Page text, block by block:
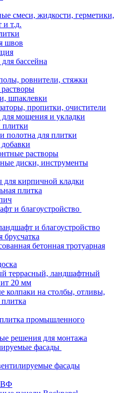
смеси, жидкости, герметики,
и т.д.
швов
бассейна
ровнители, стяжки
шпаклевки
пропитки, очистители
мощения и укладки
плитки
полотна для плитки
растворы
диски, инструменты
для кирпичной кладки
плитка
и благоустройство
и благоустройство
брусчатка
бетонная тротуарная
террасный, ландшафтный
20 мм
колпаки на столбы, отливы,
промышленного
решения для монтажа
фасады
фасады